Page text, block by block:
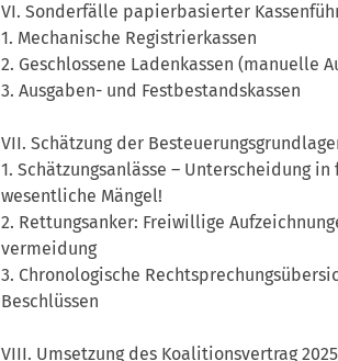
VI. Sonderfälle papierbasierter
1. Mechanische Registrierkassen
2. Geschlossene Ladenkassen (manuelle
3. Ausgaben- und Festbestandskassen
VII. Schätzung der
1. Schätzungsanlässe – Unterscheidung
wesentliche Mängel!
2. Rettungsanker: Freiwillige
vermeidung
3. Chronologische
Beschlüssen
VIII. Umsetzung des Koalitionsvertrag 2025